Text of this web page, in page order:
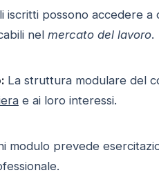
iscritti possono accedere
nel mercato del lavoro.
La struttura modulare del
e ai loro interessi.
modulo prevede